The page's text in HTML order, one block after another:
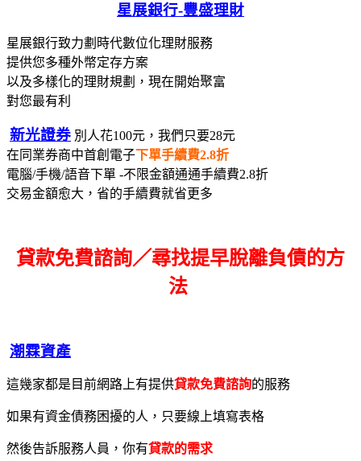
星展銀行-豐盛理財
星展銀行致力劃時代數位化理財服務
提供您多種外幣定存方案
以及多樣化的理財規劃，現在開始聚富
對您最有利
新光證券 別人花100元，我們只要28元
在同業券商中首創電子下單手續費2.8折
電腦/手機/語音下單 -不限金額通通手續費2.8折
交易金額愈大，省的手續費就省更多
貸款免費諮詢／尋找提早脫離負債的方
法
潮霖資產
這幾家都是目前網路上有提供貸款免費諮詢的服務
如果有資金債務困擾的人，只要線上填寫表格
然後告訴服務人員，你有貸款的需求